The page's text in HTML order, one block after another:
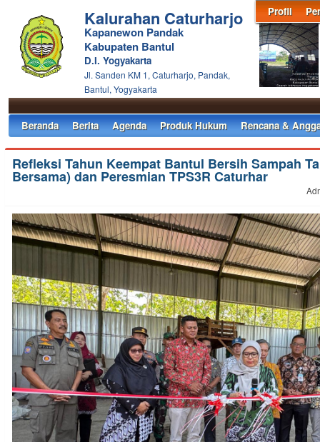
Profil
Kalurahan Caturharjo
Kapanewon Pandak
Kabupaten Bantul
D.I. Yogyakarta
Jl. Sanden KM 1, Caturharjo, Pandak,
Bantul, Yogyakarta
Beranda Berita Agenda Produk Hukum Rencana &
Refleksi Tahun Keempat Bantul Bersih Sampah
Bersama) dan Peresmian TPS3R Caturhar